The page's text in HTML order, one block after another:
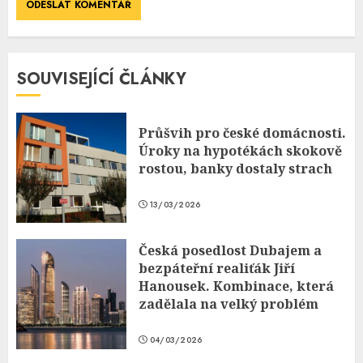
SOUVISEJÍCÍ ČLÁNKY
Průšvih pro české domácnosti.
Úroky na hypotékách skokově
rostou, banky dostaly strach
13/03/2026
Česká posedlost Dubajem a
bezpáteřní realiťák Jiří
Hanousek. Kombinace, která
zadělala na velký problém
04/03/2026